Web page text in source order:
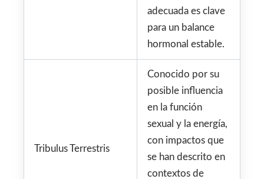
adecuada es clave
para un balance
hormonal estable.
Tribulus Terrestris
Conocido por su
posible influencia
en la función
sexual y la energía,
con impactos que
se han descrito en
contextos de